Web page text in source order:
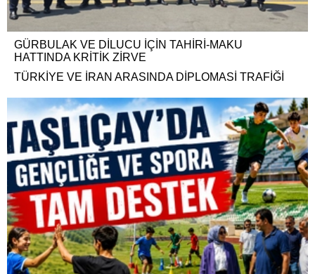
GÜRBULAK VE DİLUCU İÇİN TAHİRİ-MAKU
HATTINDA KRİTİK ZİRVE
TÜRKİYE VE İRAN ARASINDA DİPLOMASİ TRAFİĞİ